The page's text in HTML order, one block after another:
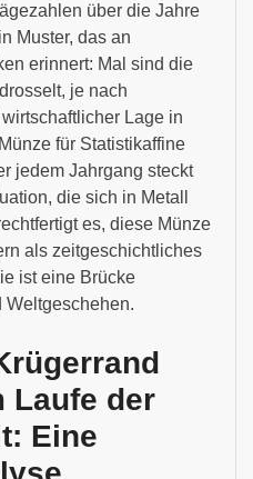
über die Jahre
Muster, das an
erinnert: Mal sind die
je nach
Lage in
für Statistikaffine
jedem Jahrgang steckt
die sich in Metall
es, diese Münze
als zeitgeschichtliches
ist eine Brücke
Weltgeschehen.
Laufe der
Eine